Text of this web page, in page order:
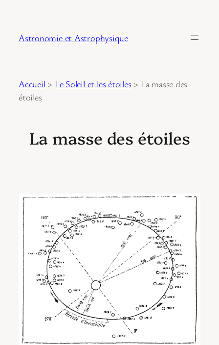
Astronomie et Astrophysique
Accueil > Le Soleil et les étoiles> La masse des
étoiles
La masse des étoiles